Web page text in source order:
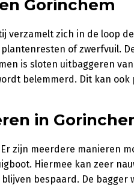
Gorinchem
verzamelt zich in de loop
of zwerfvuil.
is sloten uitbaggeren
belemmerd. Dit kan
in
zijn meerdere manieren
Hiermee kan zeer
bespaard. De